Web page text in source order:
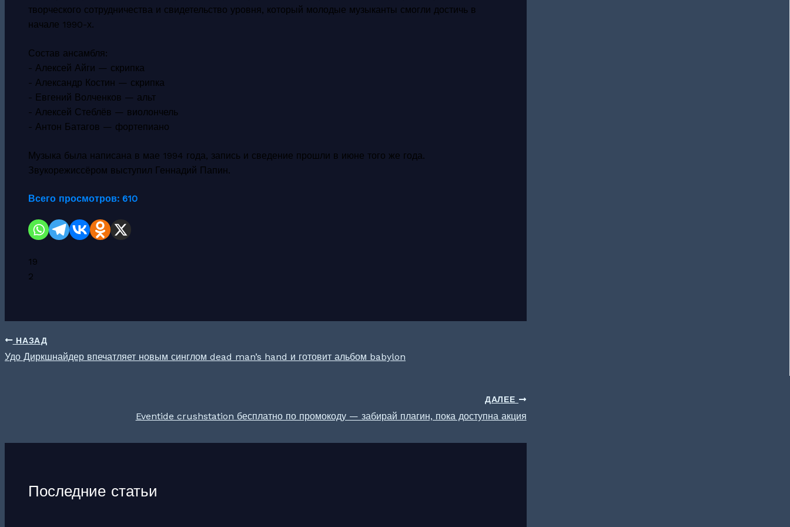
творческого сотрудничества и свидетельство уровня, который молодые музыканты смогли достичь в
начале 1990-х.
Состав ансамбля:
- Алексей Айги — скрипка
- Александр Костин — скрипка
- Евгений Волченков — альт
- Алексей Стеблёв — виолончель
- Антон Батагов — фортепиано
Музыка была написана в мае 1994 года, запись и сведение прошли в июне того же года.
Звукорежиссёром выступил Геннадий Папин.
Всего просмотров: 610
19
2
НАЗАД
Удо Диркшнайдер впечатляет новым синглом dead man’s hand и готовит альбом babylon
ДАЛЕЕ
Eventide crushstation бесплатно по промокоду — забирай плагин, пока доступна акция
Последние статьи